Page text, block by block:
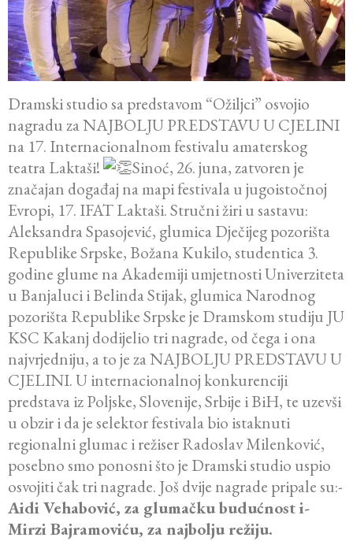
Dramski studio sa predstavom “Ožiljci” osvojio
nagradu za NAJBOLJU PREDSTAVU U CJELINI
na 17. Internacionalnom festivalu amaterskog
teatra Laktaši!
Sinoć, 26. juna, zatvoren je
značajan događaj na mapi festivala u jugoistočnoj
Evropi, 17. IFAT Laktaši. Stručni žiri u sastavu:
Aleksandra Spasojević, glumica Dječijeg pozorišta
Republike Srpske, Božana Kukilo, studentica 3.
godine glume na Akademiji umjetnosti Univerziteta
u Banjaluci i Belinda Stijak, glumica Narodnog
pozorišta Republike Srpske je Dramskom studiju JU
KSC Kakanj dodijelio tri nagrade, od čega i ona
najvrjedniju, a to je za NAJBOLJU PREDSTAVU U
CJELINI. U internacionalnoj konkurenciji
predstava iz Poljske, Slovenije, Srbije i BiH, te uzevši
u obzir i da je selektor festivala bio istaknuti
regionalni glumac i režiser Radoslav Milenković,
posebno smo ponosni što je Dramski studio uspio
osvojiti čak tri nagrade. Još dvije nagrade pripale su:-
Aidi Vehabović, za glumačku budućnost i-
Mirzi Bajramoviću, za najbolju režiju.